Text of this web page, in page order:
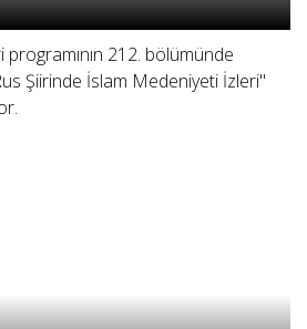
212. bölümünde
Şiirinde İslam Medeniyeti İzleri"